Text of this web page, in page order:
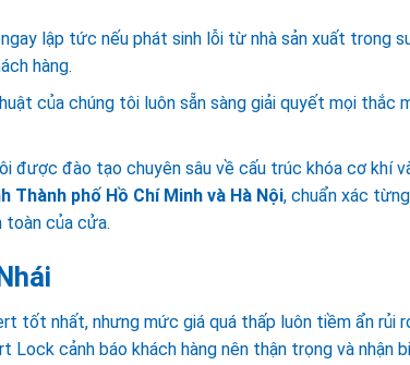
lập tức nếu phát sinh lỗi từ nhà sản xuất trong
hàng.
của chúng tôi luôn sẵn sàng giải quyết mọi thắc
được đào tạo chuyên sâu về cấu trúc khóa cơ khí
Thành phố Hồ Chí Minh và Hà Nội, chuẩn xác từng
toàn của cửa.
tốt nhất, nhưng mức giá quá thấp luôn tiềm ẩn rủi
Lock cảnh báo khách hàng nên thận trọng và nhận